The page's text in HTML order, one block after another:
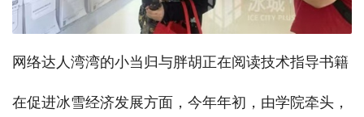
网络达人湾湾的小当归与胖胡正在阅读技术指导书籍
在促进冰雪经济发展方面，今年年初，由学院牵头，